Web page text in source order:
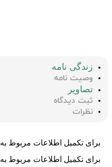
زندگی نامه
وصیت نامه
تصاویر
ثبت دیدگاه
نظرات
برای تکمیل اطلاعات مربوط
برای تکمیل اطلاعات مربوط